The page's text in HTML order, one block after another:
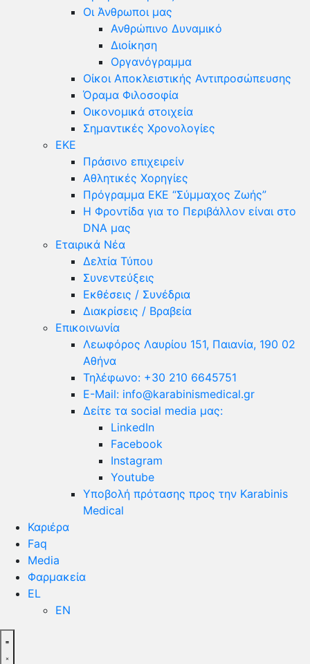
Οι Άνθρωποι μας
Ανθρώπινο Δυναμικό
Διοίκηση
Οργανόγραμμα
Οίκοι Αποκλειστικής Αντιπροσώπευσης
Όραμα Φιλοσοφία
Οικονομικά στοιχεία
Σημαντικές Χρονολογίες
ΕΚΕ
Πράσινο επιχειρείν
Αθλητικές Χορηγίες
Πρόγραμμα ΕΚΕ “Σύμμαχος Ζωής”
Η Φροντίδα για το Περιβάλλον είναι στο
DNA μας
Εταιρικά Νέα
Δελτία Τύπου
Συνεντεύξεις
Εκθέσεις / Συνέδρια
Διακρίσεις / Βραβεία
Επικοινωνία
Λεωφόρος Λαυρίου 151, Παιανία, 190 02
Αθήνα
Τηλέφωνο: +30 210 6645751
E-Mail: info@karabinismedical.gr
Δείτε τα social media μας:
LinkedIn
Facebook
Instagram
Youtube
Υποβολή πρότασης προς την Karabinis
Medical
Καριέρα
Faq
Media
Φαρμακεία
EL
EN